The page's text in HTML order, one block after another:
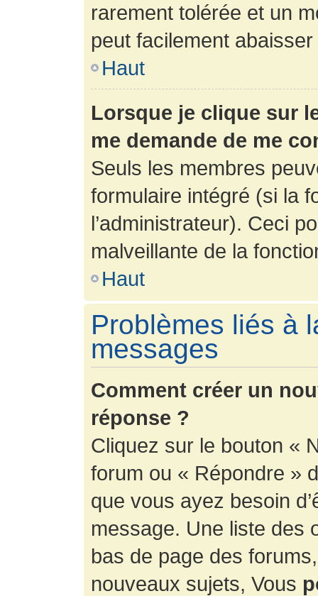
rarement tolérée et un
peut facilement
Haut
Lorsque je clique sur
me demande de me
Seuls les membres
formulaire intégré (si la
l’administrateur). Ceci
malveillante de la
Haut
Problèmes liés à
messages
Comment créer un
réponse ?
Cliquez sur le bouton «
forum ou « Répondre »
que vous ayez besoin
message. Une liste des
bas de page des
nouveaux sujets, Vous